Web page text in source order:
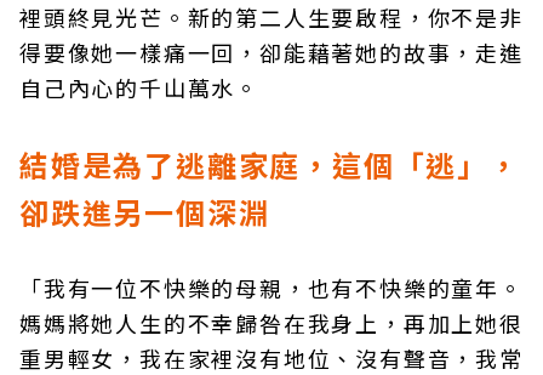
裡頭終見光芒。新的第二人生要啟程，你不是非
得要像她一樣痛一回，卻能藉著她的故事，走進
自己內心的千山萬水。
結婚是為了逃離家庭，這個「逃」，
卻跌進另一個深淵
「我有一位不快樂的母親，也有不快樂的童年。
媽媽將她人生的不幸歸咎在我身上，再加上她很
重男輕女，我在家裡沒有地位、沒有聲音，我常